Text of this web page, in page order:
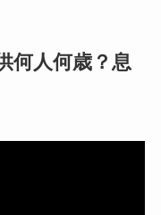
何人何歳？息